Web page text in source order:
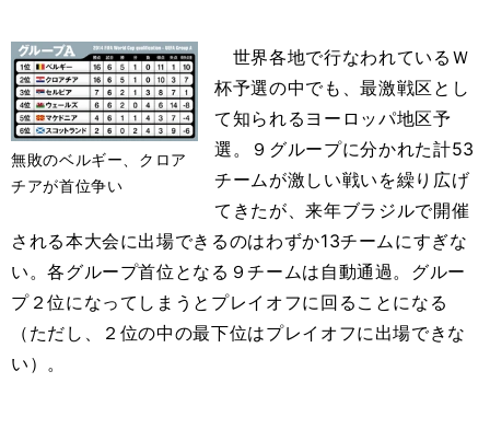
無敗のベルギー、クロア
チアが首位争い
世界各地で行なわれているＷ
杯予選の中でも、最激戦区とし
て知られるヨーロッパ地区予
選。９グループに分かれた計53
チームが激しい戦いを繰り広げ
てきたが、来年ブラジルで開催
される本大会に出場できるのはわずか13チームにすぎな
い。各グループ首位となる９チームは自動通過。グルー
プ２位になってしまうとプレイオフに回ることになる
（ただし、２位の中の最下位はプレイオフに出場できな
い）。